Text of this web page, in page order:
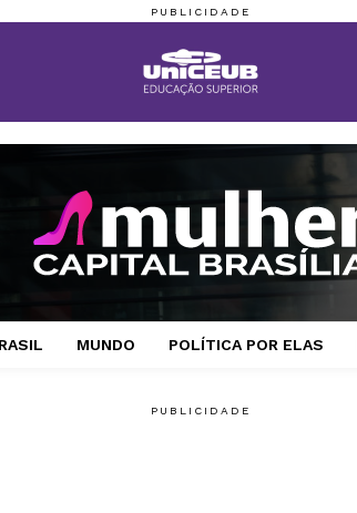
MUNDO POLÍTICA POR ELAS